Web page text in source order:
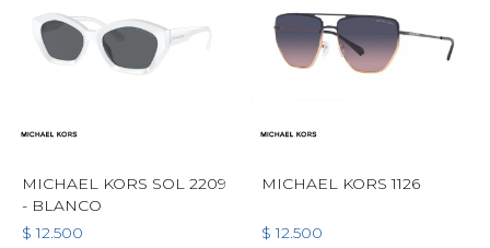
MICHAEL KORS SOL 2209
- BLANCO
$ 12.500
MICHAEL KORS 1126
$ 12.500